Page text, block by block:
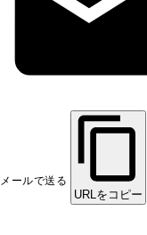
メールで送る
URLをコピー